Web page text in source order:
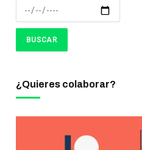
¿Quieres colaborar?